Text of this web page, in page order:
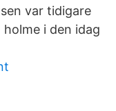
var tidigare
i den idag